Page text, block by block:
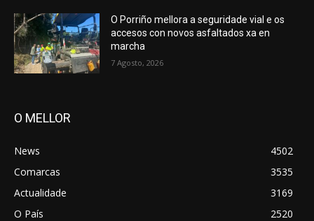
O Porriño mellora a seguridade vial e os
accesos con novos asfaltados xa en
marcha
7 Agosto, 2026
O MELLOR
News
4502
Comarcas
3535
Actualidade
3169
O País
2520